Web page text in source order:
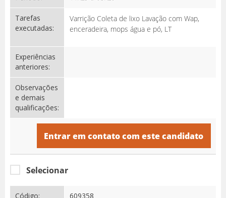
Tarefas
executadas:
Varrição Coleta de lixo Lavação com Wap,
enceradeira, mops água e pó, LT
Experiências
anteriores:
Observações
e demais
qualificações:
Entrar em contato com este candidato
Selecionar
Código: 609358